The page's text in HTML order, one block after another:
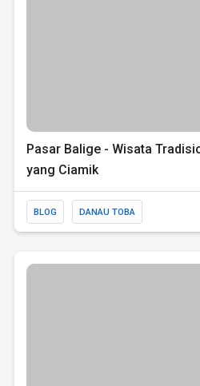
Pasar Balige - Wisata
yang Ciamik
BLOG DANAU TOBA